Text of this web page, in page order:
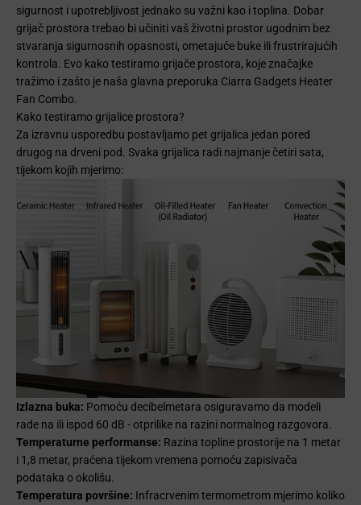
sigurnost i upotrebljivost jednako su važni kao i toplina. Dobar
grijač prostora trebao bi učiniti vaš životni prostor ugodnim bez
stvaranja sigurnosnih opasnosti, ometajuće buke ili frustrirajućih
kontrola. Evo kako testiramo grijače prostora, koje značajke
tražimo i zašto je naša glavna preporuka Ciarra Gadgets Heater
Fan Combo.
Kako testiramo grijalice prostora?
Za izravnu usporedbu postavljamo pet grijalica jedan pored
drugog na drveni pod. Svaka grijalica radi najmanje četiri sata,
tijekom kojih mjerimo:
Izlazna buka: Pomoću decibelmetara osiguravamo da modeli
rade na ili ispod 60 dB - otprilike na razini normalnog razgovora.
Temperaturne performanse: Razina topline prostorije na 1 metar
i 1,8 metar, praćena tijekom vremena pomoću zapisivača
podataka o okolišu.
Temperatura površine: Infracrvenim termometrom mjerimo koliko